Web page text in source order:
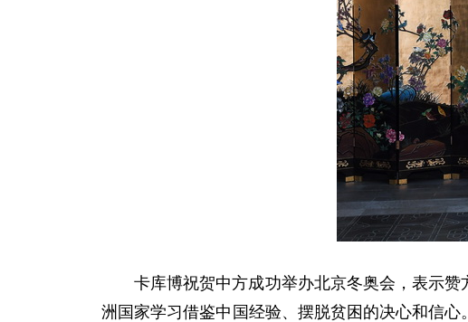
卡库博祝贺中方成功举办北京冬奥会，表示
洲国家学习借鉴中国经验、摆脱贫困的决心和信